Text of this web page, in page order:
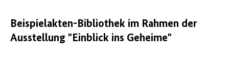
Beispielakten-Bibliothek im Rahmen der
Ausstellung "Einblick ins Geheime"